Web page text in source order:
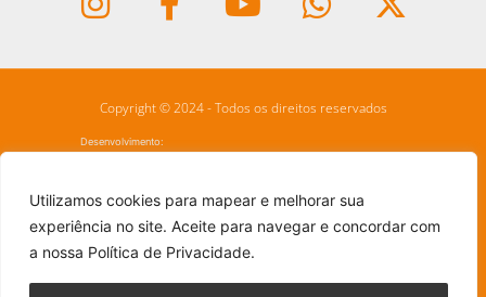
Utilizamos cookies para mapear e melhorar sua
experiência no site. Aceite para navegar e concordar com
a nossa Política de Privacidade.
Copyright © 2024 - Todos os direitos reservados
Desenvolvimento: